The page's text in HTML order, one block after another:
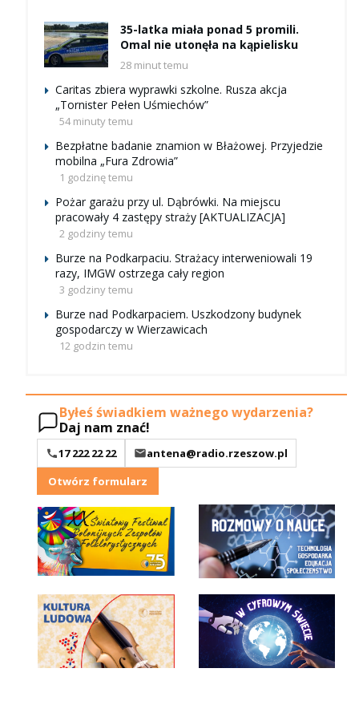
35-latka miała ponad 5 promili.
Omal nie utonęła na kąpielisku
28 minut temu
Caritas zbiera wyprawki szkolne. Rusza akcja
„Tornister Pełen Uśmiechów”
54 minuty temu
Bezpłatne badanie znamion w Błażowej. Przyjedzie
mobilna „Fura Zdrowia”
1 godzinę temu
Pożar garażu przy ul. Dąbrówki. Na miejscu
pracowały 4 zastępy straży [AKTUALIZACJA]
2 godziny temu
Burze na Podkarpaciu. Strażacy interweniowali 19
razy, IMGW ostrzega cały region
3 godziny temu
Burze nad Podkarpaciem. Uszkodzony budynek
gospodarczy w Wierzawicach
12 godzin temu
Byłeś świadkiem ważnego wydarzenia?
Daj nam znać!
17 222 22 22
antena@radio.rzeszow.pl
Otwórz formularz